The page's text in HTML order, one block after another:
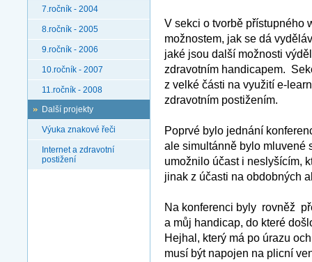
7.ročník - 2004
8.ročník - 2005
9.ročník - 2006
10.ročník - 2007
11.ročník - 2008
Další projekty
Výuka znakové řeči
Internet a zdravotní
postižení
V sekci o tvorbě přístupného
možnostem, jak se dá
jaké jsou další možnosti
zdravotním handicapem.
z velké části na využití e-
zdravotním postižením.
Poprvé bylo jednání
ale simultánně bylo mluvené
umožnilo účast i neslyšícím,
jinak z účasti na obdobných
Na konferenci byly rovněž
a můj handicap, do které
Hejhal, který má po úrazu
musí být napojen na plicní